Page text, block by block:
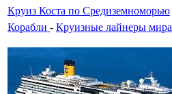
Круиз Коста по Средиземноморью
Корабли - Круизные лайнеры мира